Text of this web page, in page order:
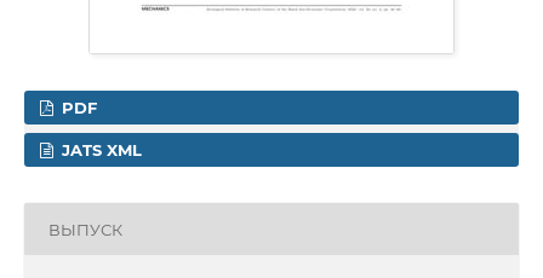
PDF
JATS XML
ВЫПУСК